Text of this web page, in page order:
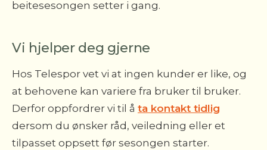
beitesesongen setter i gang.
Vi hjelper deg gjerne
Hos Telespor vet vi at ingen kunder er like, og
at behovene kan variere fra bruker til bruker.
Derfor oppfordrer vi til å ta kontakt tidlig
dersom du ønsker råd, veiledning eller et
tilpasset oppsett før sesongen starter.